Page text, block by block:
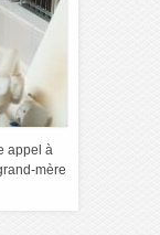
appel à
mère